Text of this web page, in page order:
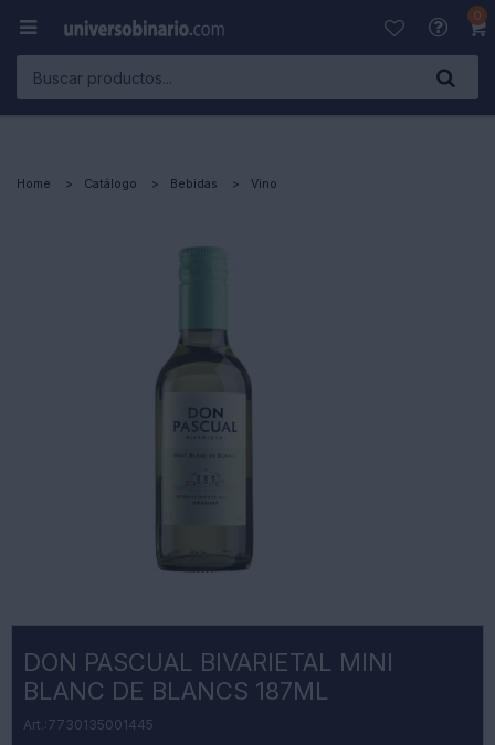
0

Home Catálogo Bebidas Vino
DON PASCUAL BIVARIETAL MINI
BLANC DE BLANCS 187ML
7730135001445